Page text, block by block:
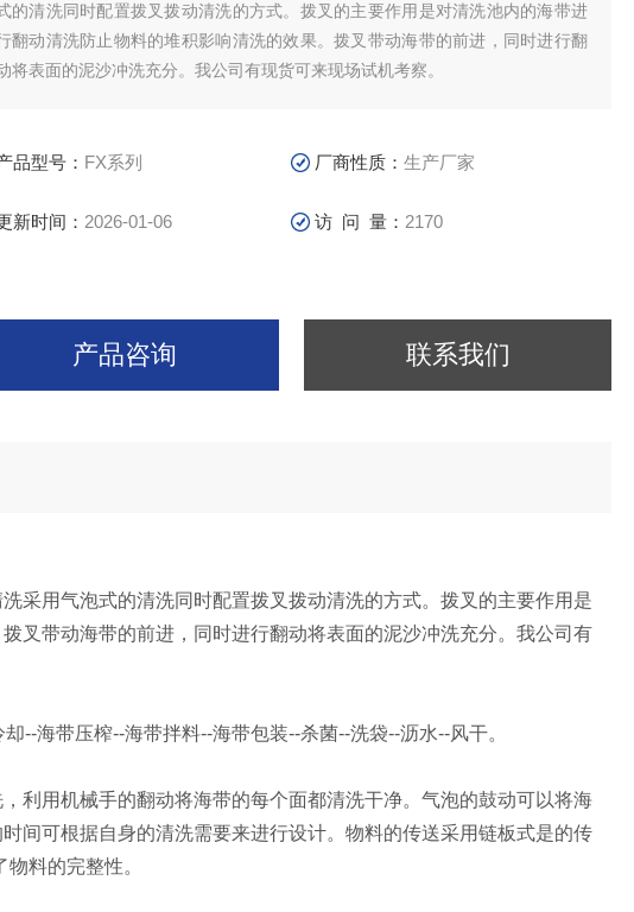
的清洗同时配置拨叉拨动清洗的方式。拨叉的主要作用是对清洗池内的海带进
翻动清洗防止物料的堆积影响清洗的效果。拨叉带动海带的前进，同时进行翻
将表面的泥沙冲洗充分。我公司有现货可来现场试机考察。
品型号： FX系列 厂商性质：生产厂家
新时间： 2026-01-06 访 问 量： 2170
产品咨询 联系我们
用气泡式的清洗同时配置拨叉拨动清洗的方式。拨叉的主要作用是
叉带动海带的前进，同时进行翻动将表面的泥沙冲洗充分。我公司有
海带压榨--海带拌料--海带包装--杀菌--洗袋--沥水--风干。
用机械手的翻动将海带的每个面都清洗干净。气泡的鼓动可以将海
间可根据自身的清洗需要来进行设计。物料的传送采用链板式是的传
料的完整性。